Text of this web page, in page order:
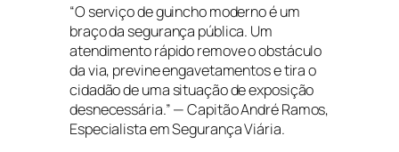
“O serviço de guincho moderno é um
braço da segurança pública. Um
atendimento rápido remove o obstáculo
da via, previne engavetamentos e tira o
cidadão de uma situação de exposição
desnecessária.” —Capitão André Ramos,
Especialista em Segurança Viária.